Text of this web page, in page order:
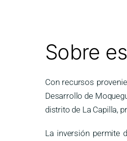
Sobre
Con recursos
Desarrollo de
distrito de La Capilla,
La inversión permite